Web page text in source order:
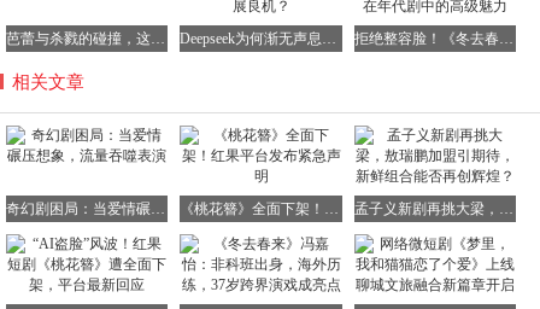
芭蕾与杀戮的碰撞，这部新作让人欲罢不能 Deepseek为何渐无声息，梁文锋的抉择错失发展良机？ 拒绝整容脸！《冬去春来》让我们看到妈生脸在年代剧中的高级魅力
相关文章
奇幻剧困局：当爱情碾压想象，流量吞噬表演 《桃花簪》全面下架！红果平台发布紧急声明 孟子义新剧再挑大梁，敖瑞鹏加盟引期待，新鲜组合能否再创辉煌？